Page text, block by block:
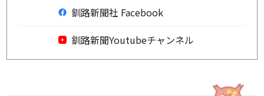
釧路新聞社 Facebook
釧路新聞Youtubeチャンネル